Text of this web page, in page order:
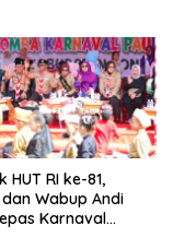
HUT RI ke-81,
dan Wabup Andi
Karnaval